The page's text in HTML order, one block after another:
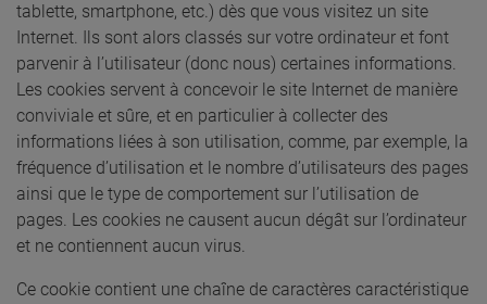
tablette, smartphone, etc.) dès que vous visitez un site
Internet. Ils sont alors classés sur votre ordinateur et font
parvenir à l’utilisateur (donc nous) certaines informations.
Les cookies servent à concevoir le site Internet de manière
conviviale et sûre, et en particulier à collecter des
informations liées à son utilisation, comme, par exemple, la
fréquence d’utilisation et le nombre d’utilisateurs des pages
ainsi que le type de comportement sur l’utilisation de
pages. Les cookies ne causent aucun dégât sur l’ordinateur
et ne contiennent aucun virus.
Ce cookie contient une chaîne de caractères caractéristique